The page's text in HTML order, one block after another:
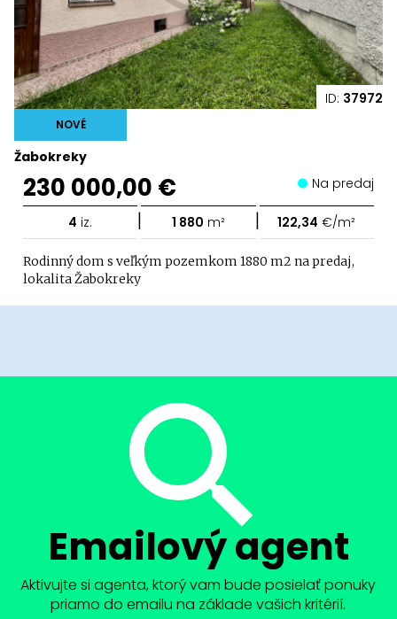
ID: 37972
Žabokreky
NOVÉ
230 000,00 € Na predaj
4 iz. | 1 880 m² | 122,34 €/m²
Rodinný dom s veľkým pozemkom 1880 m2 na predaj,
lokalita Žabokreky
Emailový agent
Aktivujte si agenta, ktorý vam bude posielať ponuky
priamo do emailu na základe vašich kritérií.